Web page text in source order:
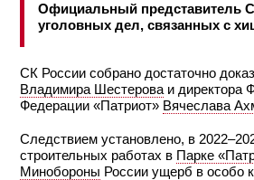
Официальный представитель
уголовных дел, связанных с
СК России собрано достаточно
Владимира Шестерова и директора
Федерации «Патриот» Вячеслава
Следствием установлено, в
строительных работах в Парке
Минобороны России ущерб в особо